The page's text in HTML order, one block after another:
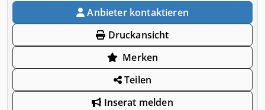
Anbieter kontaktieren
Druckansicht
Merken
Teilen
Inserat melden